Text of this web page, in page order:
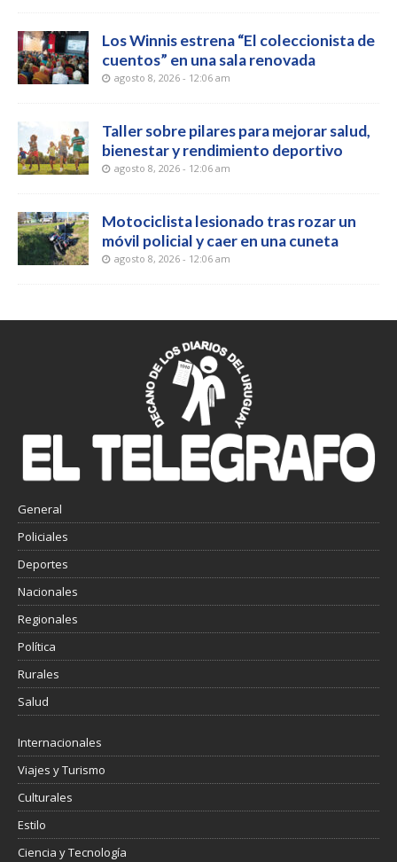
Los Winnis estrena “El coleccionista de
cuentos” en una sala renovada
agosto 8, 2026 - 12:06 am
Taller sobre pilares para mejorar salud,
bienestar y rendimiento deportivo
agosto 8, 2026 - 12:06 am
Motociclista lesionado tras rozar un
móvil policial y caer en una cuneta
agosto 8, 2026 - 12:06 am
General
Policiales
Deportes
Nacionales
Regionales
Política
Rurales
Salud
Internacionales
Viajes y Turismo
Culturales
Estilo
Ciencia y Tecnología